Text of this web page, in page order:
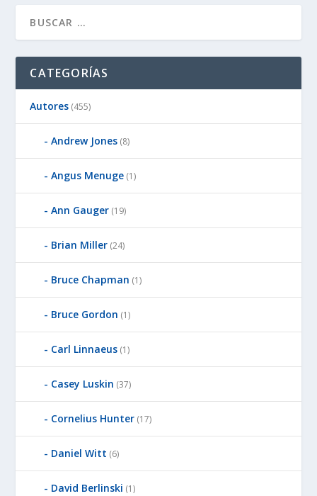
CATEGORÍAS
Autores (455)
Andrew Jones (8)
Angus Menuge (1)
Ann Gauger (19)
Brian Miller (24)
Bruce Chapman (1)
Bruce Gordon (1)
Carl Linnaeus (1)
Casey Luskin (37)
Cornelius Hunter (17)
Daniel Witt (6)
David Berlinski (1)